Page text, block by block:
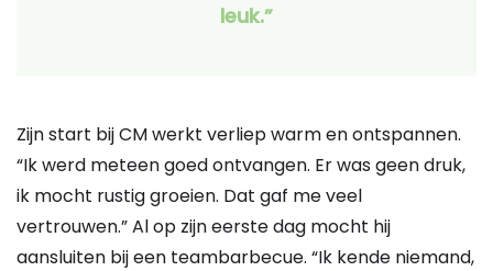
leuk.”
Zijn start bij CM werkt verliep warm en ontspannen.
“Ik werd meteen goed ontvangen. Er was geen druk,
ik mocht rustig groeien. Dat gaf me veel
vertrouwen.” Al op zijn eerste dag mocht hij
aansluiten bij een team­barbecue. “Ik kende niemand,